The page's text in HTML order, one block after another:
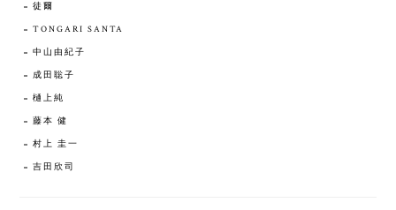
徒爾
TONGARI SANTA
中山由紀子
成田聡子
樋上純
藤本 健
村上 圭一
吉田欣司